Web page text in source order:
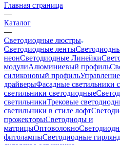
Главная страница
—
Каталог
—
Светодиодные люстры
Светодиодные ленты
неонСветодиодные Линейки
модулиАлюминиевый профиль
силиконовый профиль
драйверыФасадные светильники
светильники светодиодные
светильникиТрековые
светильники в стиле лофт
прожекторыСветодиоды и
матрицыОптоволокно
фитолампыСветодиодные